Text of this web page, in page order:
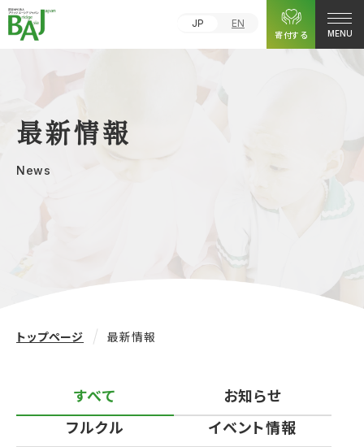
JP
EN
寄付する
MENU
最新情報
News
トップページ 最新情報
すべて
お知らせ
フルクル
イベント情報